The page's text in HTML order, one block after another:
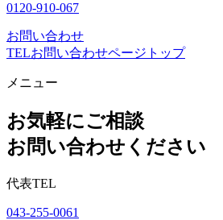
0120-910-067
お問い合わせ
TELお問い合わせページトップ
メニュー
お気軽にご相談
お問い合わせください
代表TEL
043-255-0061